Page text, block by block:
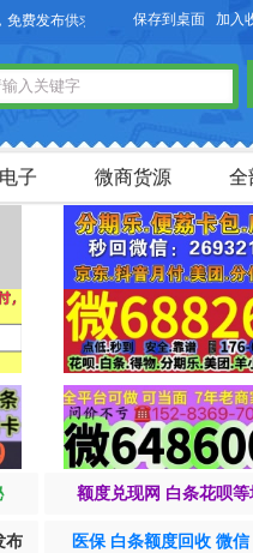
欢迎您访问【货品源】微商货源网
保存到桌面 加入
子 微商货源 全
额度兑现网 白条花呗
布 医保 白条额度回收 微信